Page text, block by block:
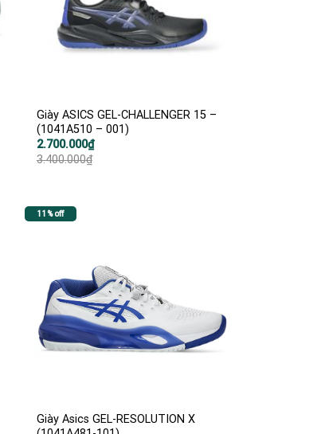
Giày ASICS GEL-CHALLENGER 15 –
(1041A510 – 001)
3.400.000₫
Giá
gốc
là:
2.700.000₫
Giá
hiện
tại
11% off
Giày Asics GEL-RESOLUTION X